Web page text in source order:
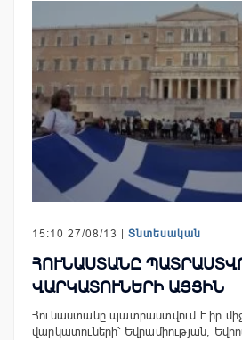
15:10 27/08/13 | Տնտեսական
ՀՈՒՆԱՍՏԱՆԸ
ՎԱՐԿԱՏՈՒՆԵՐԻ ԱՅՑԻՆ
Հունաստանը պատրաստվում է իր
վարկատուների՝ Եվրամիության,